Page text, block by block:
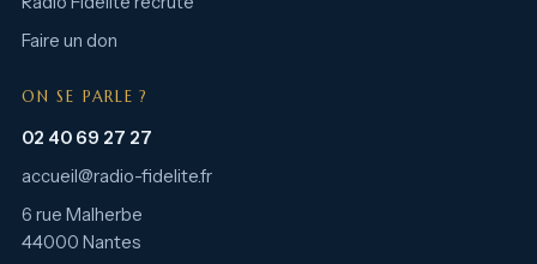
Faire un don
ON SE PARLE ?
02 40 69 27 27
accueil@radio-fidelite.fr
6 rue Malherbe
44000 Nantes